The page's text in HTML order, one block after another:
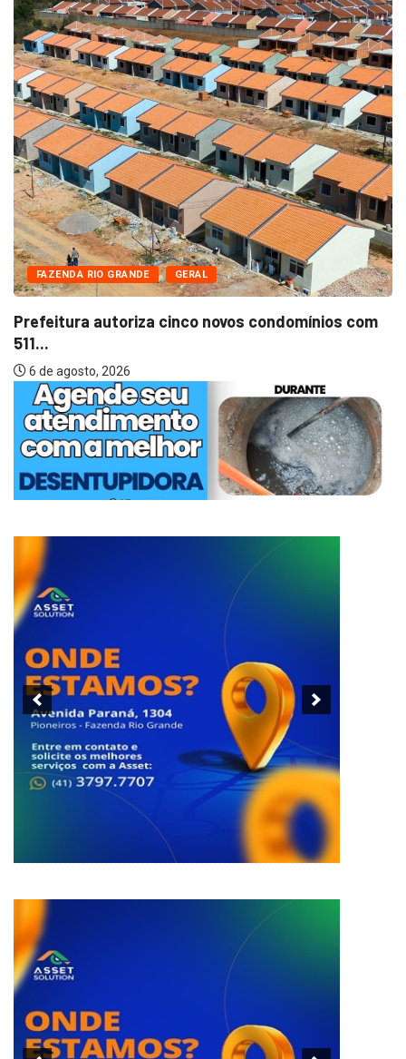
FAZENDA RIO GRANDE GERAL
Prefeitura autoriza cinco novos condomínios com
511...
6 de agosto, 2026